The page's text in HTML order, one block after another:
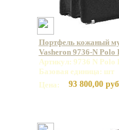
Портфель кожаный
Vasheron 9736-N
Артикул: 9736 N Polo
Базовая единица: шт
Цена:
93 800,00